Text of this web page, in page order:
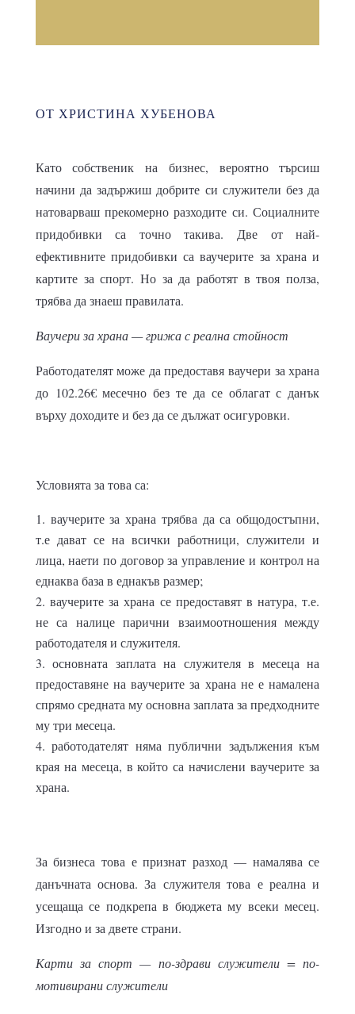
ОТ ХРИСТИНА ХУБЕНОВА
Като собственик на бизнес, вероятно търсиш
начини да задържиш добрите си служители без да
натоварваш прекомерно разходите си. Социалните
придобивки са точно такива. Две от най-
ефективните придобивки са ваучерите за храна и
картите за спорт. Но за да работят в твоя полза,
трябва да знаеш правилата.
Ваучери за храна — грижа с реална стойност
Работодателят може да предоставя ваучери за храна
до 102.26€ месечно без те да се облагат с данък
върху доходите и без да се дължат осигуровки.
Условията за това са:
ваучерите за храна трябва да са общодостъпни,
т.е дават се на всички работници, служители и
лица, наети по договор за управление и контрол на
еднаква база в еднакъв размер;
ваучерите за храна се предоставят в натура, т.е.
не са налице парични взаимоотношения между
работодателя и служителя.
основната заплата на служителя в месеца на
предоставяне на ваучерите за храна не е намалена
спрямо средната му основна заплата за предходните
му три месеца.
работодателят няма публични задължения към
края на месеца, в който са начислени ваучерите за
храна.
За бизнеса това е признат разход — намалява се
данъчната основа. За служителя това е реална и
усещаща се подкрепа в бюджета му всеки месец.
Изгодно и за двете страни.
Карти за спорт — по-здрави служители = по-
мотивирани служители